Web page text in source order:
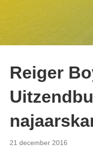
Reiger
21 december 2016